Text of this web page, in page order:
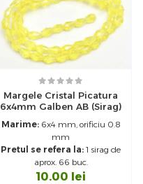
Margele Cristal Picatura
6x4mm Galben AB (sirag)
Marime:6x4 mm, orificiu 0.8
mm
Pretul se refera la: 1 sirag de
aprox. 66 buc.
10.00 lei